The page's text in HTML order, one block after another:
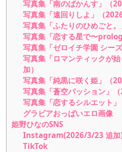
写真集「南のばかんす」（
写真集「遠回りしよ」（
写真集「ふたりのひめごと
写真集「恋する星で〜
写真集「ゼロイチ学園 シー
写真集「ロマンティックが
加）
写真集「純黒に咲く姫」（
写真集「蒼空パッション」
写真集「恋するシルエット」
グラビアおっぱいエロ画像
姫野ひなのSNS
Instagram(2026/3/23 追加
TikTok